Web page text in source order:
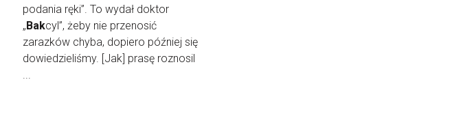
podania ręki”. To wydał doktor
„Bakcyl”, żeby nie przenosić
zarazków chyba, dopiero później się
dowiedzieliśmy. [Jak] prasę roznosil
...